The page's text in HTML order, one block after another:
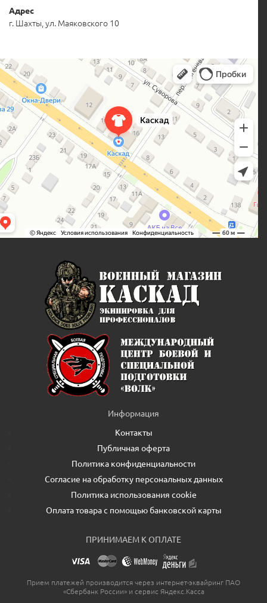
Адрес
г. Шахты, ул. Маяковского 10
Информация
Контакты
Публичная оферта
Политика конфиденциальности
Согласие на обработку персональных данных
Политика использования cookie
Оплата товара с помощью банковской карты
ПРИНИМАЕМ К ОПЛАТЕ
Прием платежей производится через интернет-эквайринг ПАО
«Сбербанк России» и сервис Яндекс.Касса